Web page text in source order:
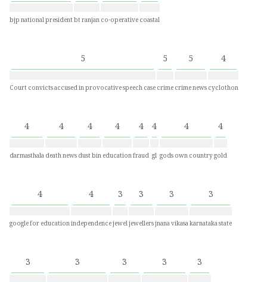
bjp national presidentbt ranjanco-operativecoastal
5
Court convicts accused in provocative speech case
5
crime
5
crime news
4
cyclothon
4
darmasthala
4
death news
4
dust bin
4
education
4
fraud
4
gl
4
gods own country
4
gold
4
google for education
4
independence
3
jewel
3
jewellers
3
jnana vikasa
3
karnataka state
3 3 3 3 3